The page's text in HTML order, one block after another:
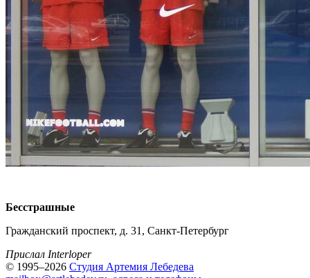
Бесстрашные
Гражданский проспект, д. 31, Санкт-Петербург
Прислал Interloper
© 1995–2026 Студия Артемия Лебедева